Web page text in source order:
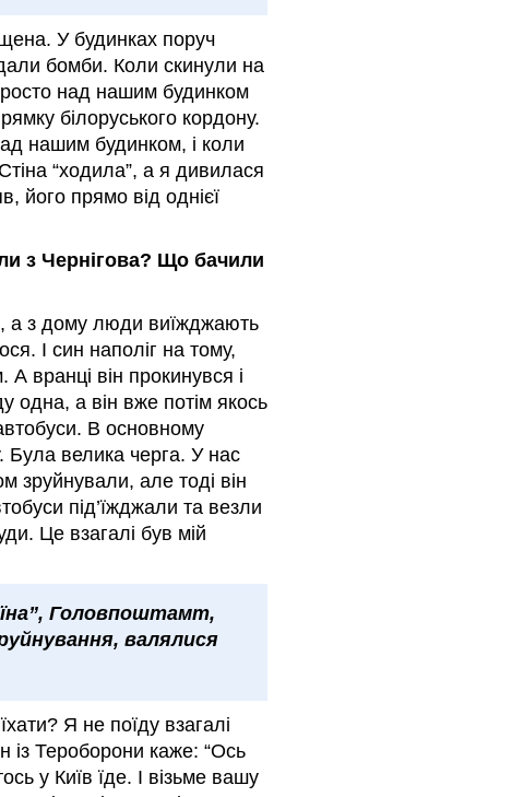
У будинках поруч
бомби. Коли скинули на
над нашим будинком
білоруського кордону.
нашим будинком, і коли
“ходила”, а я дивилася
його прямо від однієї
з Чернігова? Що бачили
а з дому люди виїжджають
І син наполіг на тому,
вранці він прокинувся і
одна, а він вже потім якось
В основному
Була велика черга. У нас
зруйнували, але тоді він
під’їжджали та везли
Це взагалі був мій
Головпоштамт,
валялися
Я не поїду взагалі
із Тероборони каже: “Ось
у Київ їде. І візьме вашу